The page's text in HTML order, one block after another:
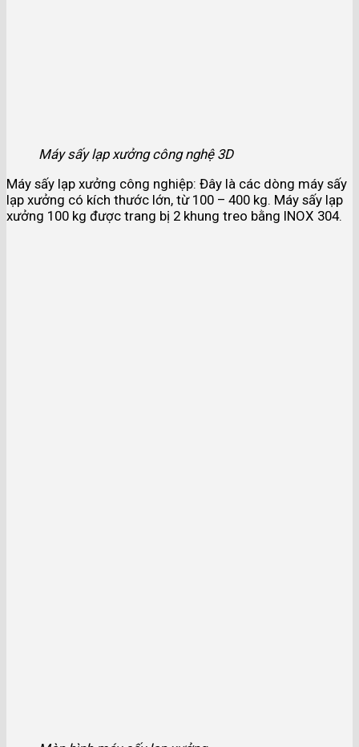
Máy sấy lạp xưởng công nghệ 3D
Máy sấy lạp xưởng công nghiệp: Đây là các dòng máy sấy
lạp xưởng có kích thước lớn, từ 100 – 400 kg. Máy sấy lạp
xưởng 100 kg được trang bị 2 khung treo bằng INOX 304.